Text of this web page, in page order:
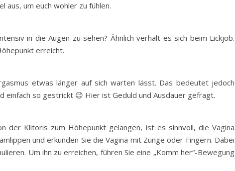
um euch wohler zu fühlen.
in die Augen zu sehen? Ähnlich verhält es sich beim Lickjob.
erreicht.
etwas länger auf sich warten lässt. Das bedeutet jedoch
einfach so gestrickt 😉 Hier ist Geduld und Ausdauer gefragt.
der Klitoris zum Höhepunkt gelangen, ist es sinnvoll, die Vagina
und erkunden Sie die Vagina mit Zunge oder Fingern. Dabei
Um ihn zu erreichen, führen Sie eine „Komm her“-Bewegung